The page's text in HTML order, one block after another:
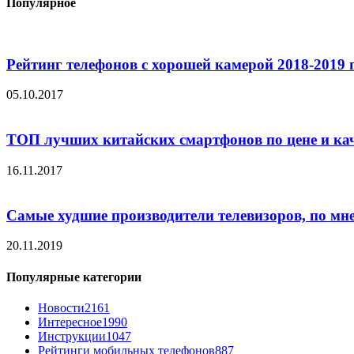
Рейтинг телефонов с хорошей камерой 2018-2019
05.10.2017
ТОП лучших китайских смартфонов по цене и
16.11.2017
Самые худшие производители телевизоров, по
20.11.2019
Популярные категории
Новости2161
Интересное1990
Инструкции1047
Рейтинги мобильных телефонов887